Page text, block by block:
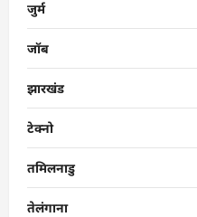
जुर्म
जॉब
झारखंड
टेक्नो
तमिलनाडु
तेलंगाना